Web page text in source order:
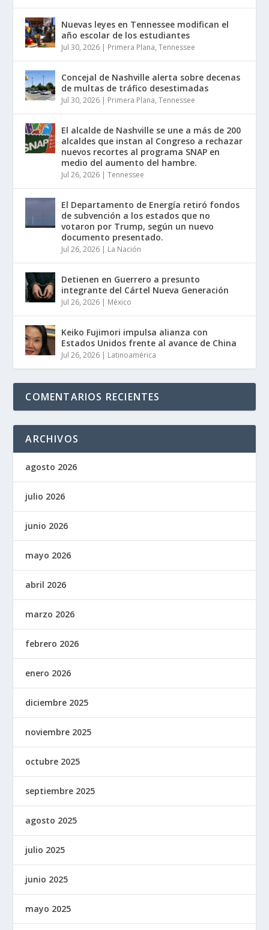
Nuevas leyes en Tennessee modifican el
año escolar de los estudiantes
Jul 30, 2026 | Primera Plana,Tennessee
Concejal de Nashville alerta sobre decenas
de multas de tráfico desestimadas
Jul 30, 2026 | Primera Plana,Tennessee
El alcalde de Nashville se une a más de 200
alcaldes que instan al Congreso a rechazar
nuevos recortes al programa SNAP en
medio del aumento del hambre.
Jul 26, 2026 |Tennessee
El Departamento de Energía retiró fondos
de subvención a los estados que no
votaron por Trump, según un nuevo
documento presentado.
Jul 26, 2026 | La Nación
Detienen en Guerrero a presunto
integrante del Cártel Nueva Generación
Jul 26, 2026 | México
Keiko Fujimori impulsa alianza con
Estados Unidos frente al avance de China
Jul 26, 2026 | Latinoamérica
COMENTARIOS RECIENTES
ARCHIVOS
agosto 2026
julio 2026
junio 2026
mayo 2026
abril 2026
marzo 2026
febrero 2026
enero 2026
diciembre 2025
noviembre 2025
octubre 2025
septiembre 2025
agosto 2025
julio 2025
junio 2025
mayo 2025